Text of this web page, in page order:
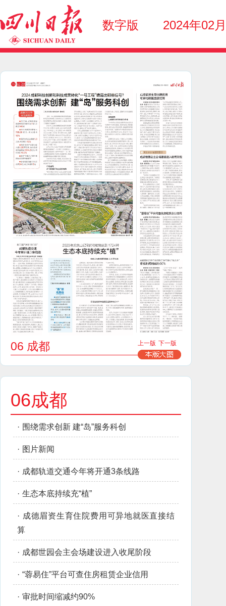
数字版 2024年02
06 成都 上一版 下一版
06成都
· 围绕需求创新 建“岛”服务科创
· 图片新闻
· 成都轨道交通今年将开通3条线路
· 生态本底持续充“植”
· 成德眉资生育住院费用可异地就医直接结
算
· 成都世园会主会场建设进入收尾阶段
· “蓉易住”平台可查住房租赁企业信用
· 审批时间缩减约90%